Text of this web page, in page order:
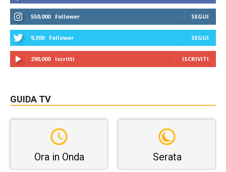
550,000 Follower SEGUI
9,300 Follower SEGUI
290,000 Iscritti ISCRIVITI
GUIDA TV
Ora in Onda Serata